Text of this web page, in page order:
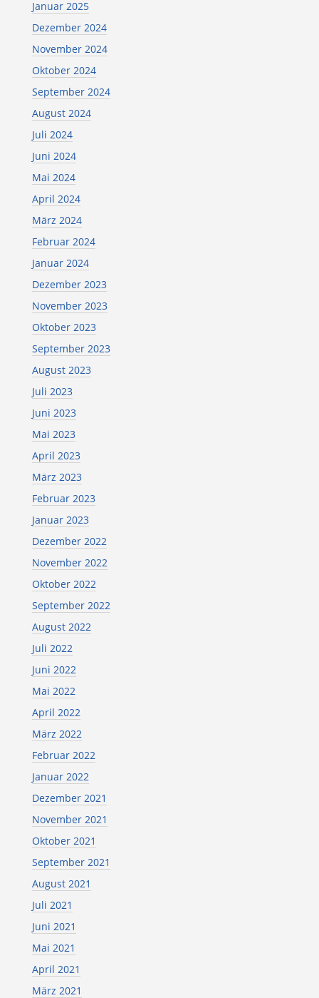
Januar 2025
Dezember 2024
November 2024
Oktober 2024
September 2024
August 2024
Juli 2024
Juni 2024
Mai 2024
April 2024
März 2024
Februar 2024
Januar 2024
Dezember 2023
November 2023
Oktober 2023
September 2023
August 2023
Juli 2023
Juni 2023
Mai 2023
April 2023
März 2023
Februar 2023
Januar 2023
Dezember 2022
November 2022
Oktober 2022
September 2022
August 2022
Juli 2022
Juni 2022
Mai 2022
April 2022
März 2022
Februar 2022
Januar 2022
Dezember 2021
November 2021
Oktober 2021
September 2021
August 2021
Juli 2021
Juni 2021
Mai 2021
April 2021
März 2021